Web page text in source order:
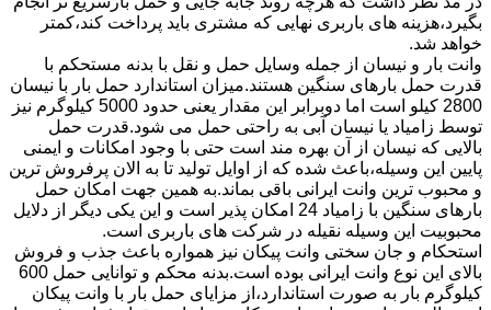
بگیرد،هزینه های باربری نهایی که مشتری باید پرداخت کند،کمتر
خواهد شد.
وانت بار و نیسان از جمله وسایل حمل و نقل با بدنه مستحکم با
قدرت حمل بارهای سنگین هستند.میزان استاندارد حمل بار با نیسان
2800 کیلو است اما دوبرابر این مقدار یعنی حدود 5000 کیلوگرم نیز
توسط زامیاد یا نیسان آبی به راحتی حمل می شود.قدرت حمل
بالایی که نیسان از آن بهره مند است حتی با وجود امکانات و ایمنی
پایین این وسیله،باعث شده که از اوایل تولید تا به الان پرفروش ترین
و محبوب ترین وانت ایرانی باقی بماند.به همین جهت امکان حمل
بارهای سنگین با زامیاد 24 امکان پذیر است و این یکی دیگر از دلایل
محبوبیت این وسیله نقیله در شرکت های باربری است.
استحکام و جان سختی وانت پیکان نیز همواره باعث جذب و فروش
بالای این نوع وانت ایرانی بوده است.بدنه محکم و توانایی حمل 600
کیلوگرم بار به صورت استاندارد،از مزایای حمل بار با وانت پیکان